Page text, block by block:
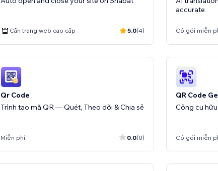
Cần trang web cao cấp 5.0(4)
accurate
Có gói miễn
Qr Code
Trình tạo mã QR — Quét, Theo dõi & Chia sẻ
Miễn phí 0.0(0)
QR Code
Công cụ
Có gói miễn